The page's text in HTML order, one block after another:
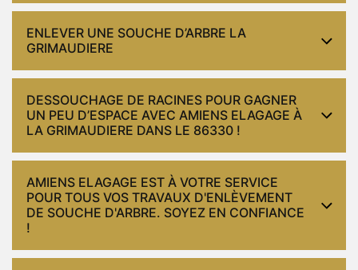
ENLEVER UNE SOUCHE D’ARBRE LA
GRIMAUDIERE
DESSOUCHAGE DE RACINES POUR GAGNER
UN PEU D’ESPACE AVEC AMIENS ELAGAGE À
LA GRIMAUDIERE DANS LE 86330 !
AMIENS ELAGAGE EST À VOTRE SERVICE
POUR TOUS VOS TRAVAUX D'ENLÈVEMENT
DE SOUCHE D'ARBRE. SOYEZ EN CONFIANCE
!